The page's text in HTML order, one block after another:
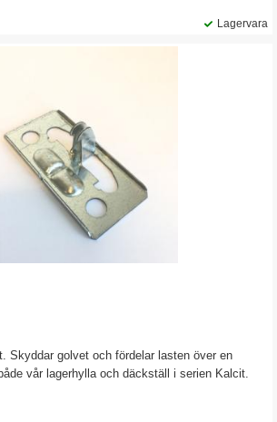
Lagervara
Skyddar golvet och fördelar lasten över en
vår lagerhylla och däckställ i serien Kalcit.